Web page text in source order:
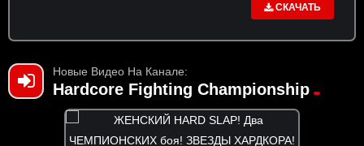
СКАЧАТЬ
Новые Видео На Канале:
Hardcore Fighting Championship